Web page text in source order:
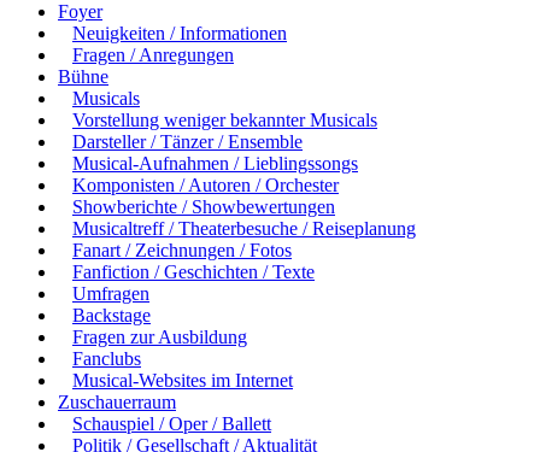
Foyer
Neuigkeiten / Informationen
Fragen / Anregungen
Bühne
Musicals
Vorstellung weniger bekannter Musicals
Darsteller / Tänzer / Ensemble
Musical-Aufnahmen / Lieblingssongs
Komponisten / Autoren / Orchester
Showberichte / Showbewertungen
Musicaltreff / Theaterbesuche / Reiseplanung
Fanart / Zeichnungen / Fotos
Fanfiction / Geschichten / Texte
Umfragen
Backstage
Fragen zur Ausbildung
Fanclubs
Musical-Websites im Internet
Zuschauerraum
Schauspiel / Oper / Ballett
Politik / Gesellschaft / Aktualität